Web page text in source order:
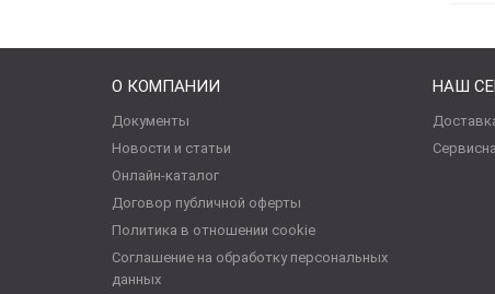
О КОМПАНИИ
Документы
Новости и статьи
Онлайн-каталог
Договор публичной оферты
Политика в отношении cookie
Соглашение на обработку персональных
данных
НАШ